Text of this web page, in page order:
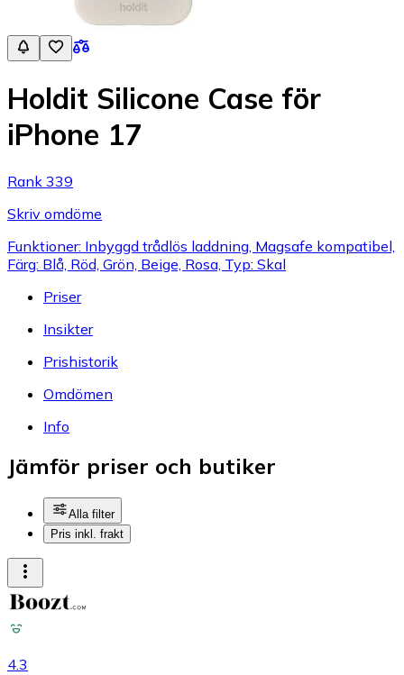
Holdit Silicone Case för
iPhone 17
Rank 339
Skriv omdöme
Funktioner: Inbyggd trådlös laddning, Magsafe kompatibel,
Färg: Blå, Röd, Grön, Beige, Rosa, Typ: Skal
Priser
Insikter
Prishistorik
Omdömen
Info
Jämför priser och butiker
Alla filter
Pris inkl. frakt
4.3